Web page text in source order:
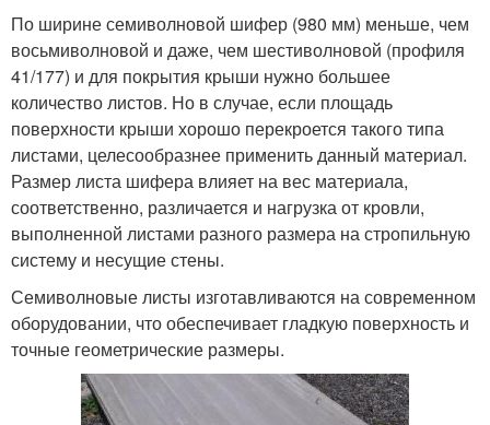
По ширине семиволновой шифер (980 мм) меньше, чем
восьмиволновой и даже, чем шестиволновой (профиля
41/177) и для покрытия крыши нужно большее
количество листов. Но в случае, если площадь
поверхности крыши хорошо перекроется такого типа
листами, целесообразнее применить данный материал.
Размер листа шифера влияет на вес материала,
соответственно, различается и нагрузка от кровли,
выполненной листами разного размера на стропильную
систему и несущие стены.
Семиволновые листы изготавливаются на современном
оборудовании, что обеспечивает гладкую поверхность и
точные геометрические размеры.